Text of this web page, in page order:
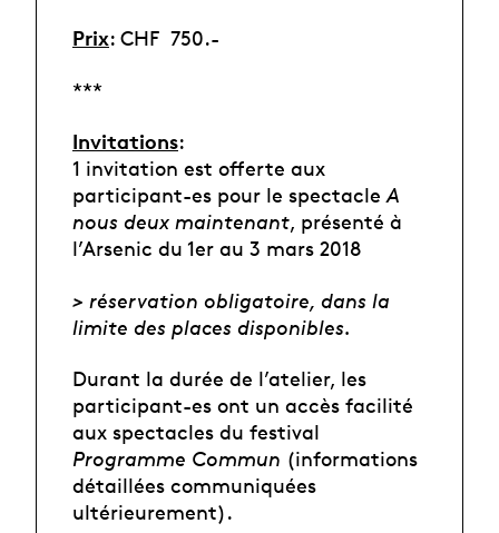
Prix: CHF 750.-
***
Invitations:
1 invitation est offerte aux
participant-es pour le spectacle A
nous deux maintenant, présenté à
l’Arsenic du 1er au 3 mars 2018
> réservation obligatoire, dans la
limite des places disponibles.
Durant la durée de l’atelier, les
participant-es ont un accès facilité
aux spectacles du festival
Programme Commun (informations
détaillées communiquées
ultérieurement).